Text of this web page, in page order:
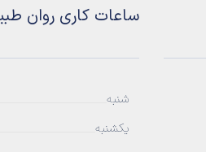
ساعات کاری روان
شنبه
یکشنبه